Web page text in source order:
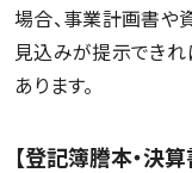
場合、事業計画書や
見込みが提示できれ
あります。
【登記簿謄本・決